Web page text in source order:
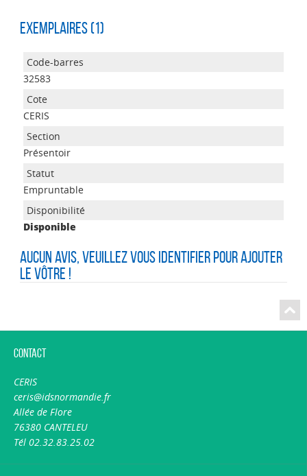
Exemplaires (1)
32583
CERIS
Présentoir
Empruntable
Disponible
Aucun avis, veuillez vous identifier pour ajouter
le vôtre !
Contact
CERIS
ceris@idsnormandie.fr
Allée de Flore
76380 CANTELEU
Tél 02.32.83.25.02